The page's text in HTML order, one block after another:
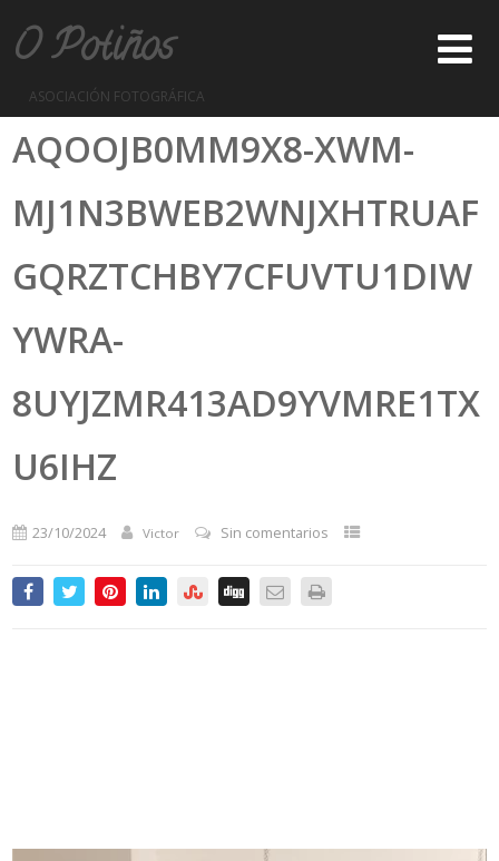
O Potiños
ASOCIACIÓN FOTOGRÁFICA
AQOOJB0MM9X8-XWM-
MJ1N3BWEB2WNJXHTRUAF
GQRZTCHBY7CFUVTU1DIW
YWRA-
8UYJZMR413AD9YVMRE1TX
U6IHZ
23/10/2024 Victor Sin comentarios